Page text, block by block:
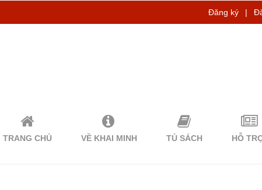
Đăng ký |
TRANG CHỦ VỀ KHAI MINH TỦ SÁCH HỖ